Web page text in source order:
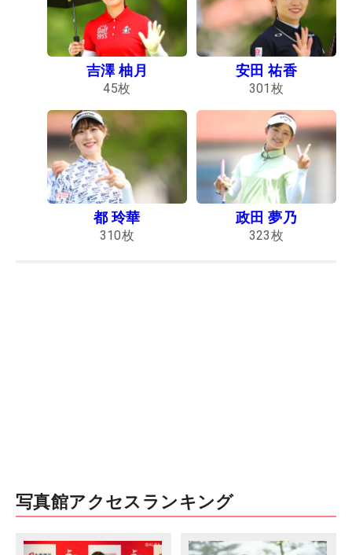
吉澤 柚月
45枚
安田 祐香
301 枚
都 玲華
310枚
政田 夢乃
323枚
写真館アクセスランキング